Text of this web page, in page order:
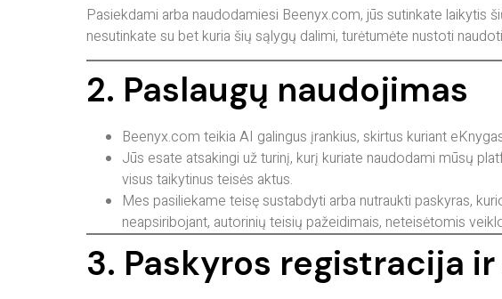
Pasiekdami arba naudodamiesi Beenyx.com, jūs sutinkate laikytis
nesutinkate su bet kuria šių sąlygų dalimi, turėtumėte nustoti
2. Paslaugų naudojimas
Beenyx.com teikia AI galingus įrankius, skirtus kuriant
Jūs esate atsakingi už turinį, kurį kuriate naudodami mūsų
visus taikytinus teisės aktus.
Mes pasiliekame teisę sustabdyti arba nutraukti paskyras,
neapsiribojant, autorinių teisių pažeidimais, neteisėtomis
3. Paskyros registracija